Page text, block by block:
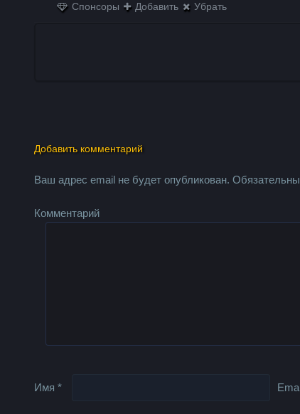
Спонсоры Добавить Убрать
Добавить комментарий
Ваш адрес email не будет опубликован.
Комментарий
Имя*